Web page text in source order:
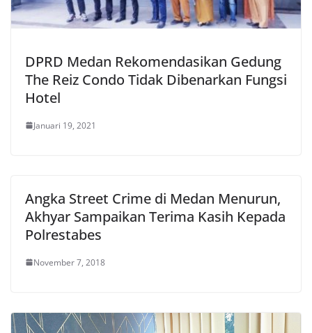
DPRD Medan Rekomendasikan Gedung
The Reiz Condo Tidak Dibenarkan Fungsi
Hotel
Januari 19, 2021
Angka Street Crime di Medan Menurun,
Akhyar Sampaikan Terima Kasih Kepada
Polrestabes
November 7, 2018